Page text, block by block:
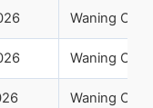
Waning
Waning
Waning